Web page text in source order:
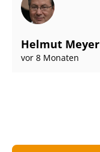
Helmut Meyer
vor 8 Monaten